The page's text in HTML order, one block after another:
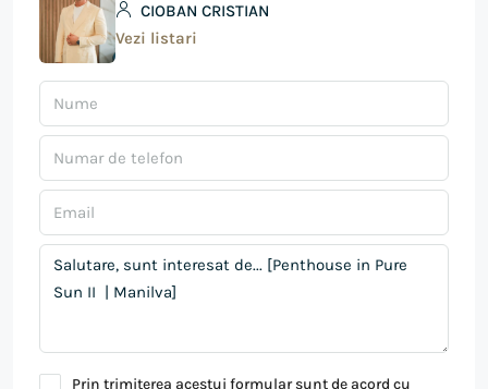
CIOBAN CRISTIAN
Vezi listari
Prin trimiterea acestui formular sunt de acord cu